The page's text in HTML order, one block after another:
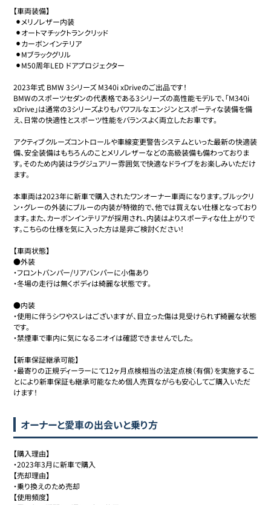
【車両装備】
2023年式 BMW 3シリーズ M340i xDriveのご出品です！
BMWのスポーツセダンの代表格である3シリーズの高性能モデルで、「M340i
xDrive」は通常の3シリーズよりもパワフルなエンジンとスポーティな装備を備
え、日常の快適性とスポーツ性能をバランスよく両立したお車です。
アクティブクルーズコントロールや車線変更警告システムといった最新の快適装
備、安全装備はもちろんのことメリノレザーなどの高級装備も備わっておりま
す。そのため内装はラグジュアリー雰囲気で快適なドライブをお楽しみいただけ
ます。
本車両は2023年に新車で購入されたワンオーナー車両になります。ブルックリ
ン・グレーの外装にブルーの内装が特徴的で、他では買えない仕様となっており
ます。また、カーボンインテリアが採用され、内装はよりスポーティな仕上がりで
す。こちらの仕様を気に入った方は是非ご検討ください！
【車両状態】
●外装
・フロントバンパー/リアバンパーに小傷あり
・冬場の走行は無くボディは綺麗な状態です。
●内装
・使用に伴うシワやスレはございますが、目立った傷は見受けられず綺麗な状態
です。
・禁煙車で車内に気になるニオイは確認できませんでした。
【新車保証継承可能】
・最寄りの正規ディーラーにて12ヶ月点検相当の法定点検（有償）を実施するこ
とにより新車保証も継承可能なため個人売買ながらも安心してご購入いただ
けます！
オーナーと愛車の出会いと乗り方
【購入理由】
・2023年3月に新車で購入
【売却理由】
・乗り換えのため売却
【使用頻度】